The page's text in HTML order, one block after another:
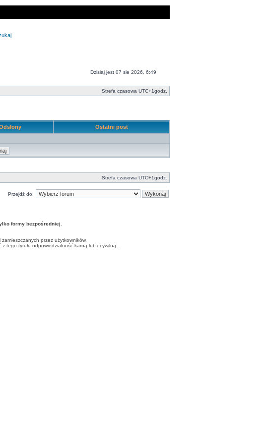
Dzisiaj jest 07 sie 2026, 6:49
Strefa czasowa UTC+1godz.
Ostatni post
Strefa czasowa UTC+1godz.
Przejdź do:
formy bezpośredniej.
przez użytkowników.
tego tytułu odpowiedzialność karną lub ccywilną..